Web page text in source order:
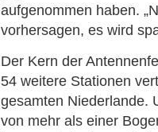
aufgenommen haben.
vorhersagen, es wird
Der Kern der
54 weitere Stationen
gesamten Niederlande.
von mehr als einer